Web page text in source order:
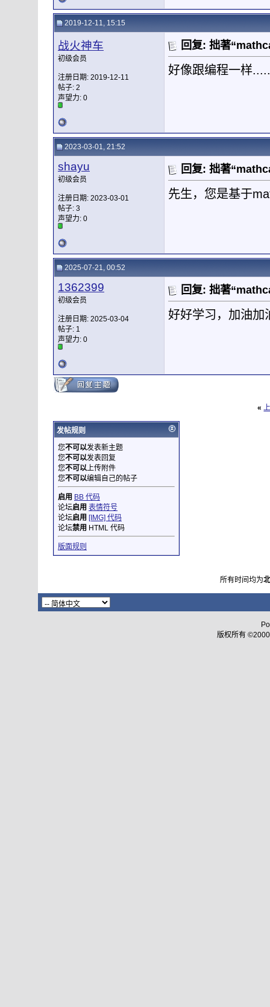
2019-12-11, 15:15
战火神车
初级会员
注册日期: 2019-12-11
帖子: 2
声望力: 0
回复: 拙著
好像跟编程一样
2023-03-01, 21:52
shayu
初级会员
注册日期: 2023-03-01
帖子: 3
声望力: 0
回复: 拙著
先生，您是基于
2025-07-21, 00:52
1362399
初级会员
注册日期: 2025-03-04
帖子: 1
声望力: 0
回复: 拙著
好好学习，加油加
«
发帖规则
您不可以发表新主题
您不可以发表回复
您不可以上传附件
您不可以编辑自己的帖子
启用 BB 代码
论坛启用 表情符号
论坛启用 [IMG] 代码
论坛禁用 HTML 代码
版面规则
所有时间均为
版权所有